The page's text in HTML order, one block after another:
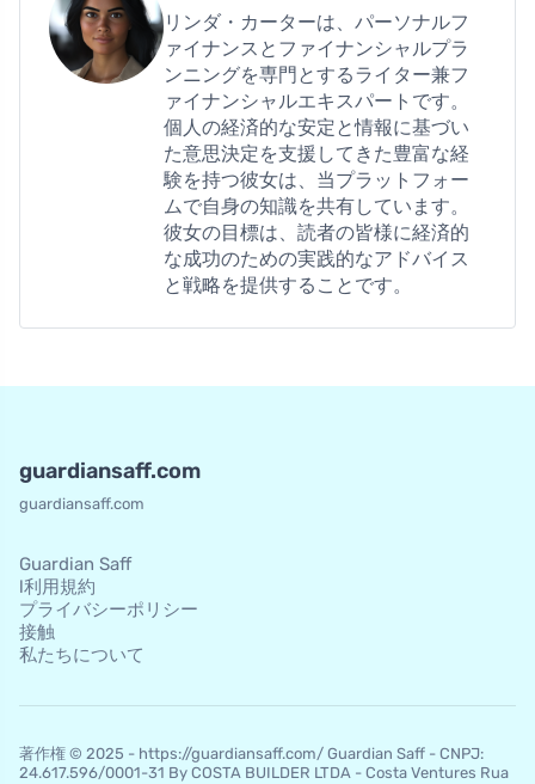
リンダ・カーターは、パーソナルフ
ァイナンスとファイナンシャルプラ
ンニングを専門とするライター兼フ
ァイナンシャルエキスパートです。
個人の経済的な安定と情報に基づい
た意思決定を支援してきた豊富な経
験を持つ彼女は、当プラットフォー
ムで自身の知識を共有しています。
彼女の目標は、読者の皆様に経済的
な成功のための実践的なアドバイス
と戦略を提供することです。
guardiansaff.com
guardiansaff.com
Guardian Saff
l利用規約
プライバシーポリシー
接触
私たちについて
著作権 © 2025 - https://guardiansaff.com/ Guardian Saff - CNPJ:
24.617.596/0001-31 By COSTA BUILDER LTDA - Costa Ventures Rua